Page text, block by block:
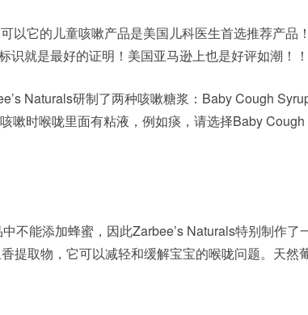
以它的儿童咳嗽产品是美国儿科医生首选推荐产品
识就是最好的证明！美国亚马逊上也是好评如潮！！
Naturals研制了两种咳嗽糖浆：Baby Cough
嗽时喉咙里面有粘液，例如痰，请选择Baby
不能添加蜂蜜，因此Zarbee’s Naturals特别制作了
提取物，它可以减轻和缓解宝宝的喉咙问题。天然